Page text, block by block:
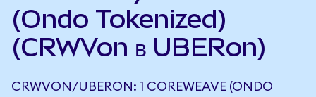
(Ondo Tokenized)
(CRWVon в UBERon)
CRWVON/UBERON: 1 COREWEAVE (ONDO